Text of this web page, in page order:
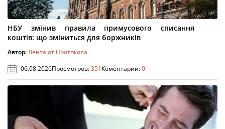
НБУ змінив правила примусового списання
коштів: що зміниться для боржників
Автор:Лента от Протокола
06.08.2026Просмотров:351Коментарии:0